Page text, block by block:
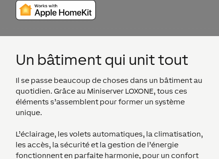
Un bâtiment qui unit tout
Il se passe beaucoup de choses dans un bâtiment au
quotidien. Grâce au Miniserver LOXONE, tous ces
éléments s’assemblent pour former un système
unique.
L’éclairage, les volets automatiques, la climatisation,
les accès, la sécurité et la gestion de l’énergie
fonctionnent en parfaite harmonie, pour un confort